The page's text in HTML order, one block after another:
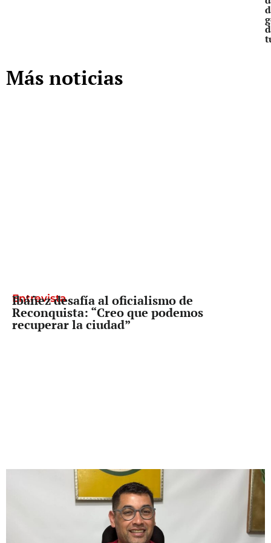
Más noticias
Entrevista
Ibáñez desafía al oficialismo de
Reconquista: “Creo que podemos
recuperar la ciudad”